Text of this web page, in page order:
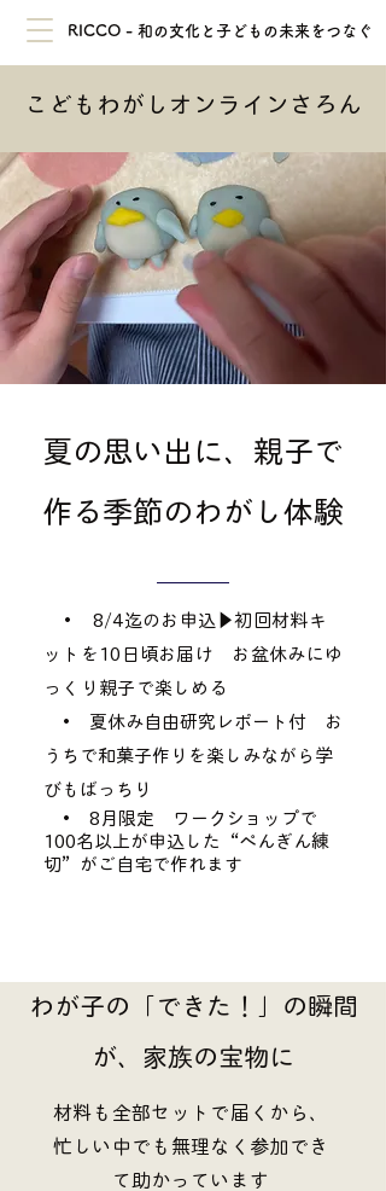
RICCO - 和の文化と子どもの未来をつなぐ
こどもわがしオンラインさろん
夏の思い出に、親子で
作る季節のわがし体験
• 8/4迄のお申込▶︎初回材料キ
ットを10日頃お届け お盆休みにゆ
っくり親子で楽しめる
• 夏休み自由研究レポート付 お
うちで和菓子作りを楽しみながら学
びもばっちり
• 8月限定 ワークショップで
100名以上が申込した“ぺんぎん練
切”がご自宅で作れます
わが子の「できた！」の瞬間
が、家族の宝物に
材料も全部セットで届くから、
忙しい中でも無理なく参加でき
て助かっています